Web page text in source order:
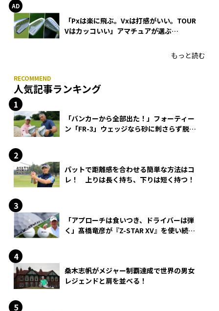
「Pxは楽に飛ぶ。Vxは打感がいい。TOUR
Vはカッコいい」アマチュアが選ぶ
もっと読む
人気記事ランキング
「バンカーから全部出た！」フォーティー
ン「FR-3」ウェッジなら砂に刺さらず脱出
パットで距離感を合わせる簡単な方法はコ
レ！ 上りは長く持ち、下りは短く持つ！
「アプローチは食いつき、ドライバーは弾
く」髙橋竜彦が『Z-STAR XV』を使い続け
桑木志帆がメジャー制覇達成で世界の男女
レジェンドと肩を並べる！